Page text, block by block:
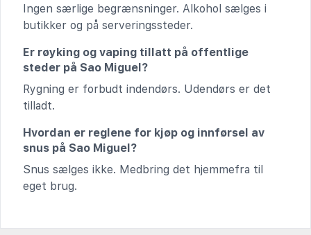
Ingen særlige begrænsninger. Alkohol sælges i
butikker og på serveringssteder.
Er røyking og vaping tillatt på offentlige
steder på Sao Miguel?
Rygning er forbudt indendørs. Udendørs er det
tilladt.
Hvordan er reglene for kjøp og innførsel av
snus på Sao Miguel?
Snus sælges ikke. Medbring det hjemmefra til
eget brug.